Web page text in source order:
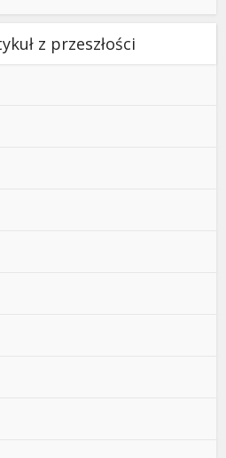
z przeszłości